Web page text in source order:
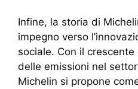
Infine, la storia di
impegno verso
sociale. Con il
delle emissioni nel
Michelin si propone